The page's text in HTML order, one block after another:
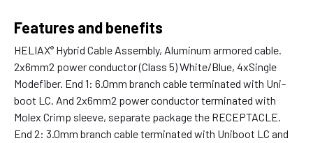
Features and benefits
HELIAX® Hybrid Cable Assembly, Aluminum armored cable.
2x6mm2 power conductor (Class 5) White/Blue, 4xSingle
Modefiber. End 1: 6.0mm branch cable terminated with Uni-
boot LC. And 2x6mm2 power conductor terminated with
Molex Crimp sleeve, separate package the RECEPTACLE.
End 2: 3.0mm branch cable terminated with Uniboot LC and